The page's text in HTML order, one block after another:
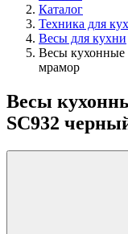
Каталог
Техника для
Весы для кухни
Весы
мрамор
Весы
SC932